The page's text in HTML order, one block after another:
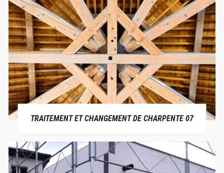
TRAITEMENT ET CHANGEMENT DE CHARPENTE 07